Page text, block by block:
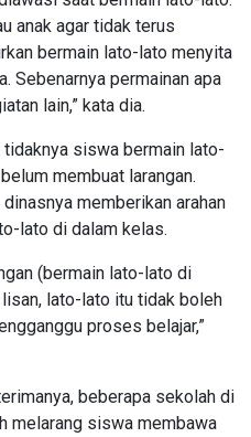
anak agar tidak terus
bermain lato-lato menyita
Sebenarnya permainan apa
lain,” kata dia.
siswa bermain lato-
membuat larangan.
memberikan arahan
lato di dalam kelas.
(bermain lato-lato di
lisan, lato-lato itu tidak boleh
proses belajar,”
beberapa sekolah di
melarang siswa membawa